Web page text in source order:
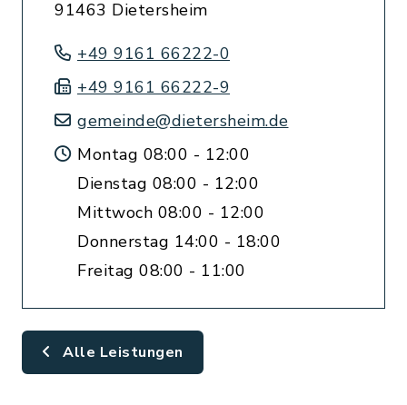
91463 Dietersheim
+49 9161 66222-0
+49 9161 66222-9
gemeinde@dietersheim.de
Montag 08:00 - 12:00
Dienstag 08:00 - 12:00
Mittwoch 08:00 - 12:00
Donnerstag 14:00 - 18:00
Freitag 08:00 - 11:00
Alle Leistungen